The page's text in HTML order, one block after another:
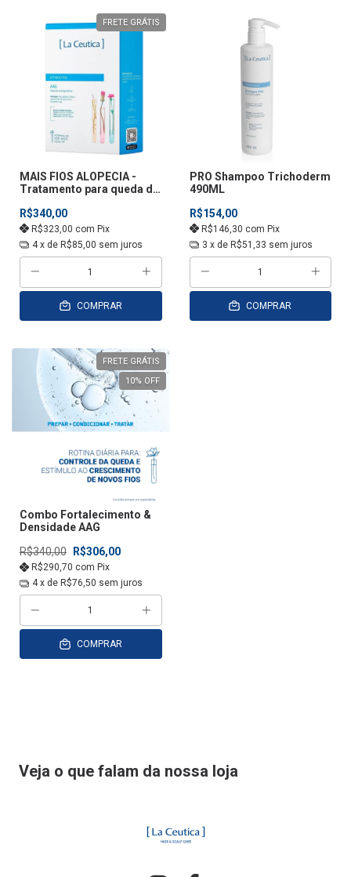
FRETE GRÁTIS
MAIS FIOS ALOPECIA -
Tratamento para queda de
R$340,00
R$323,00 com Pix
4 x de R$85,00 sem juros
COMPRAR
PRO Shampoo Trichoderm
490ML
R$154,00
R$146,30 com Pix
3 x de R$51,33 sem juros
COMPRAR
FRETE GRÁTIS
10% OFF
Combo Fortalecimento &
Densidade AAG
R$340,00
R$306,00
R$290,70 com Pix
4 x de R$76,50 sem juros
COMPRAR
Veja o que falam da nossa loja